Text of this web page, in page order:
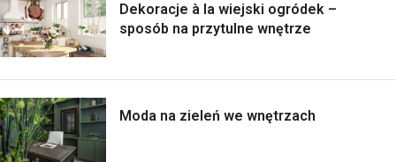
Dekoracje à la wiejski ogródek –
sposób na przytulne wnętrze
Moda na zieleń we wnętrzach